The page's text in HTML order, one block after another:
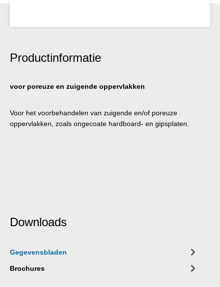
Productinformatie
voor poreuze en zuigende oppervlakken
Voor het voorbehandelen van zuigende en/of poreuze
oppervlakken, zoals ongecoate hardboard- en gipsplaten.
Downloads
Gegevensbladen
Brochures